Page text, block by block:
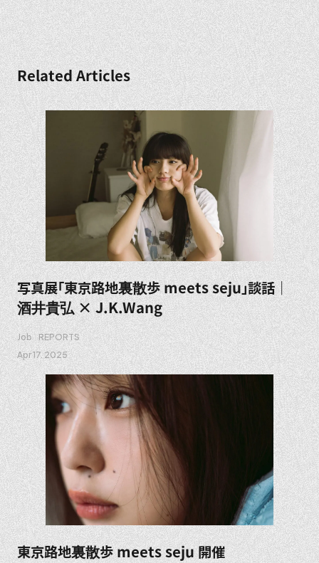
Related Articles
写真展「東京路地裏散歩 meets seju」談話｜
酒井貴弘 × J.K.Wang
Job REPORTS
Apr 17. 2025
東京路地裏散歩 meets seju 開催